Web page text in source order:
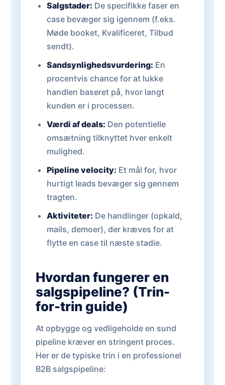
Salgstader: De specifikke faser en
case bevæger sig igennem (f.eks.
Møde booket, Kvalificeret, Tilbud
sendt).
Sandsynlighedsvurdering: En
procentvis chance for at lukke
handlen baseret på, hvor langt
kunden er i processen.
Værdi af deals: Den potentielle
omsætning tilknyttet hver enkelt
mulighed.
Pipeline velocity: Et mål for, hvor
hurtigt leads bevæger sig gennem
tragten.
Aktiviteter: De handlinger (opkald,
mails, demoer), der kræves for at
flytte en case til næste stadie.
Hvordan fungerer en
salgspipeline? (Trin-
for-trin guide)
At opbygge og vedligeholde en sund
pipeline kræver en stringent proces.
Her er de typiske trin i en professionel
B2B salgspipeline: